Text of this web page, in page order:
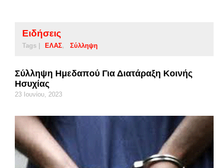
Ειδήσεις
Tags | ΕΛΑΣ Σύλληψη
Σύλληψη Ημεδαπού Για Διατάραξη Κοινής
Ησυχίας
23 Ιουνίου, 2023